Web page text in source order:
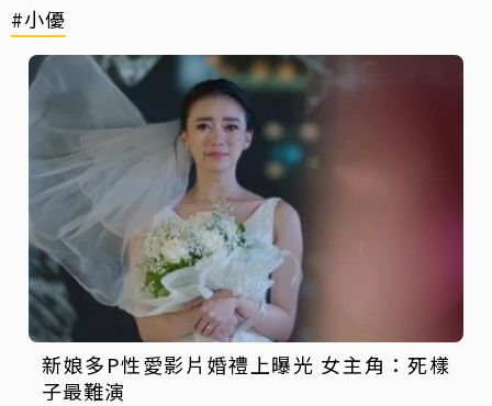
#小優
新娘多P性愛影片婚禮上曝光 女主角：死樣
子最難演